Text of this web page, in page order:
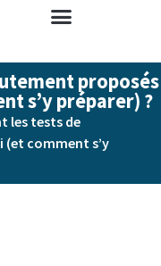
proposés
s’y préparer) ?
les tests de
comment s’y